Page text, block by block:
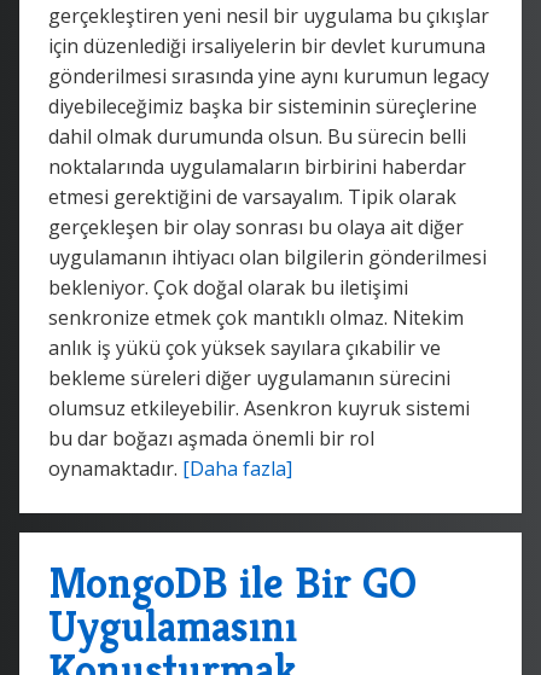
gerçekleştiren yeni nesil bir uygulama bu çıkışlar
için düzenlediği irsaliyelerin bir devlet kurumuna
gönderilmesi sırasında yine aynı kurumun legacy
diyebileceğimiz başka bir sisteminin süreçlerine
dahil olmak durumunda olsun. Bu sürecin belli
noktalarında uygulamaların birbirini haberdar
etmesi gerektiğini de varsayalım. Tipik olarak
gerçekleşen bir olay sonrası bu olaya ait diğer
uygulamanın ihtiyacı olan bilgilerin gönderilmesi
bekleniyor. Çok doğal olarak bu iletişimi
senkronize etmek çok mantıklı olmaz. Nitekim
anlık iş yükü çok yüksek sayılara çıkabilir ve
bekleme süreleri diğer uygulamanın sürecini
olumsuz etkileyebilir. Asenkron kuyruk sistemi
bu dar boğazı aşmada önemli bir rol
oynamaktadır. [Daha fazla]
MongoDB ile Bir GO
Uygulamasını